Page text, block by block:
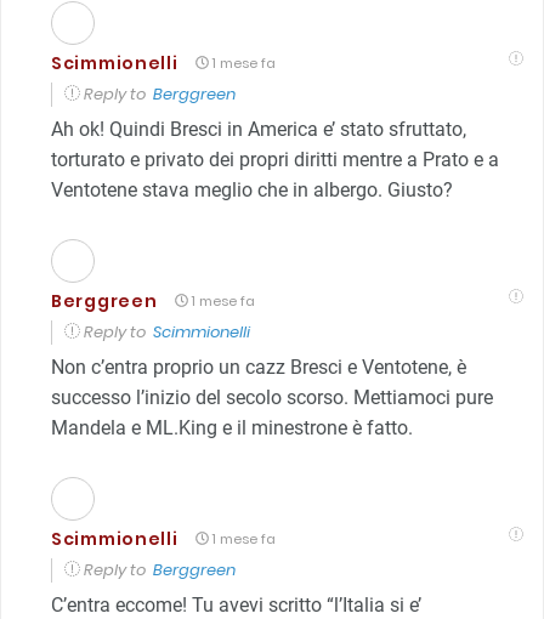
Scimmionelli 1 mese fa
Reply to Berggreen
Ah ok! Quindi Bresci in America e’ stato sfruttato,
torturato e privato dei propri diritti mentre a Prato e a
Ventotene stava meglio che in albergo. Giusto?
Berggreen 1 mese fa
Reply to Scimmionelli
Non c’entra proprio un cazz Bresci e Ventotene, è
successo l’inizio del secolo scorso. Mettiamoci pure
Mandela e ML.King e il minestrone è fatto.
Scimmionelli 1 mese fa
Reply to Berggreen
C’entra eccome! Tu avevi scritto “l’Italia si e’